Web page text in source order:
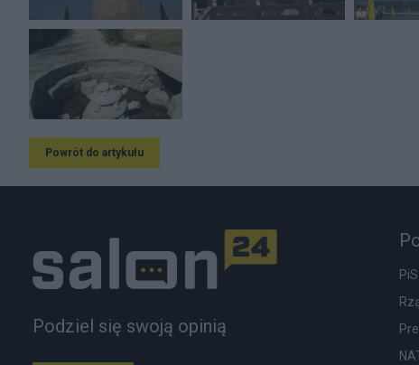
Powrót do artykułu
Podziel się swoją opinią
PiS